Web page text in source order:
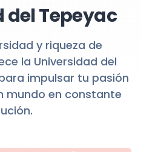
Tepeyac
y riqueza de
la Universidad del
impulsar tu pasión
mundo en constante